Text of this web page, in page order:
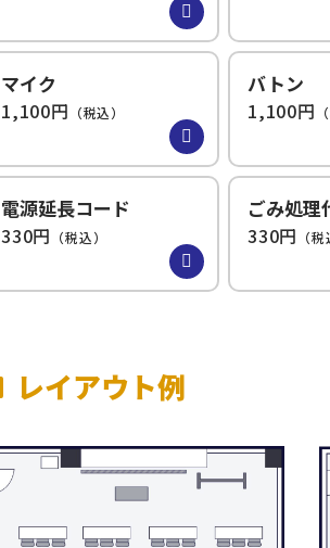
マイク
1,100円 （税込）
バトン
1,100円
電源延長コード
330円 （税込）
ごみ処理
330円 （税
レイアウト例